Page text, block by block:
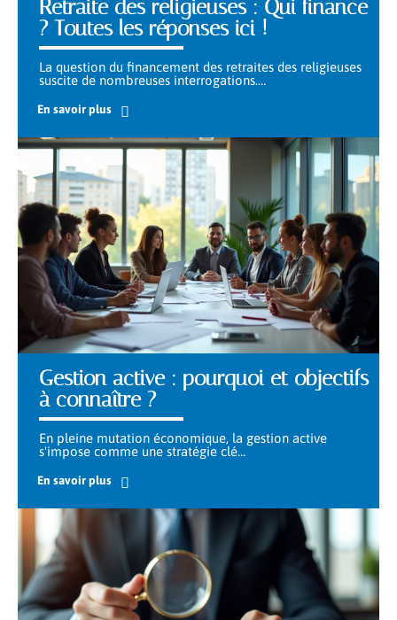
Retraite des religieuses : Qui finance
? Toutes les réponses ici !
La question du financement des retraites des religieuses
suscite de nombreuses interrogations.…
En savoir plus
Gestion active : pourquoi et objectifs
à connaître ?
En pleine mutation économique, la gestion active
s'impose comme une stratégie clé…
En savoir plus